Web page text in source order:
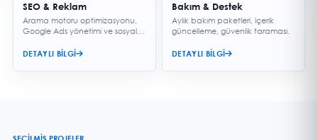
SEO & Reklam
Arama motoru optimizasyonu,
Google Ads yönetimi ve sosyal
DETAYLI BILGI
Bakım & Destek
Aylık bakım paketleri, içerik
güncelleme, güvenlik taraması.
DETAYLI BILGI